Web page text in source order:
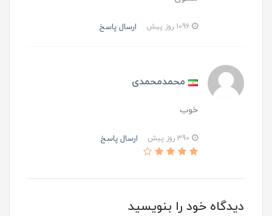
ارسال پاسخ
محمدمحمدی
خوب
ارسال پاسخ
دیدگاه خود را بنویسید